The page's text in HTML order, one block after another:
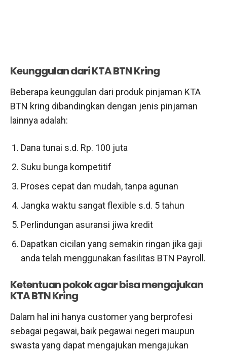
Keunggulan dari KTA BTN Kring
Beberapa keunggulan dari produk pinjaman KTA
BTN kring dibandingkan dengan jenis pinjaman
lainnya adalah:
Dana tunai s.d. Rp. 100 juta
Suku bunga kompetitif
Proses cepat dan mudah, tanpa agunan
Jangka waktu sangat flexible s.d. 5 tahun
Perlindungan asuransi jiwa kredit
Dapatkan cicilan yang semakin ringan jika gaji
anda telah menggunakan fasilitas BTN Payroll.
Ketentuan pokok agar bisa mengajukan
KTA BTN Kring
Dalam hal ini hanya customer yang berprofesi
sebagai pegawai, baik pegawai negeri maupun
swasta yang dapat mengajukan mengajukan